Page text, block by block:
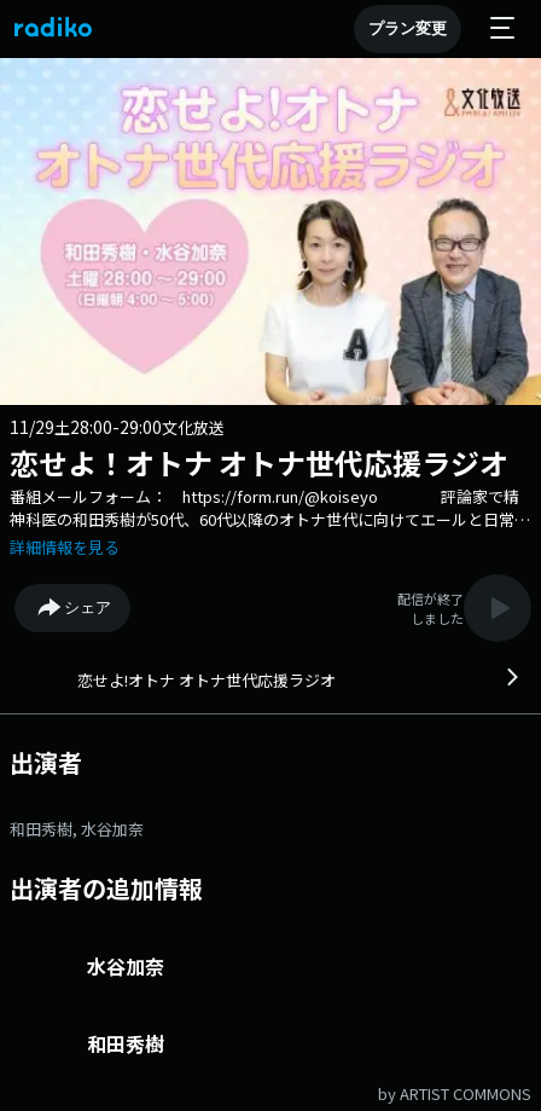
プラン変更
11/29土28:00-29:00文化放送
恋せよ！オトナ オトナ世代応援ラジオ
番組メールフォーム： https://form.run/@koiseyo 評論家で精
神科医の和田秀樹が50代、60代以降のオトナ世代に向けてエールと日常生
活のヒントや潤いを届け、前向きに元気になってもらうことを目指す番
送公式X（旧Twitter）ハッシュタグは「#文化放送」 文化放送公式
facebookページは 「https://www.facebook.com/1134joqr」 文化放
送公式LINEは「@joqr_916」
詳細情報を見る
シェア
配信が終了
しました
恋せよ!オトナ オトナ世代応援ラジオ
出演者
和田秀樹, 水谷加奈
出演者の追加情報
水谷加奈
和田秀樹
by ARTIST COMMONS